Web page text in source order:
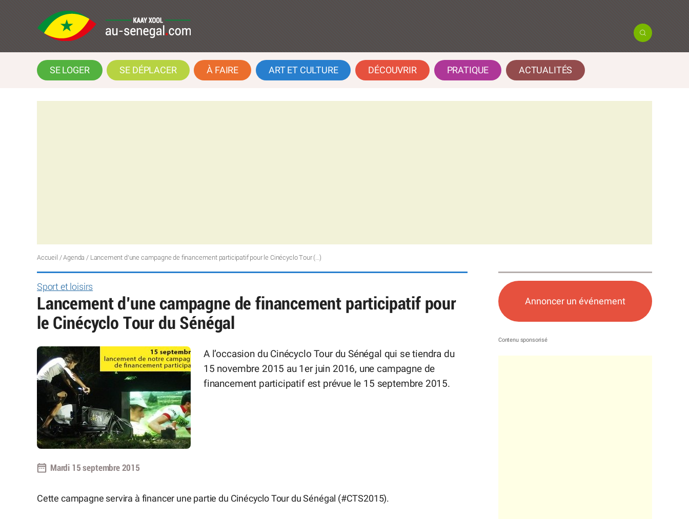
SE LOGER SE DÉPLACER À FAIRE ART ET CULTURE DÉCOUVRIR PRATIQUE ACTUALITÉS
Accueil /Agenda / Lancement d’une campagne de financement participatif pour le Cinécyclo Tour (…)
Sport et loisirs
Lancement d’une campagne de financement participatif pour
le Cinécyclo Tour du Sénégal
A l’occasion du Cinécyclo Tour du Sénégal qui se tiendra du
15 novembre 2015 au 1er juin 2016, une campagne de
financement participatif est prévue le 15 septembre 2015.
Mardi 15 septembre 2015
Cette campagne servira à financer une partie du Cinécyclo Tour du Sénégal (#CTS2015).
Annoncer un événement